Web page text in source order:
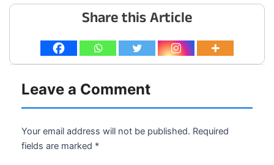
Share this Article
Leave a Comment
Your email address will not be published. Required
fields are marked *